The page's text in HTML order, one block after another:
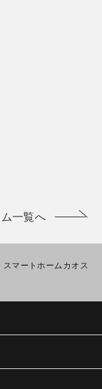
一覧へ
スマートホームカオス